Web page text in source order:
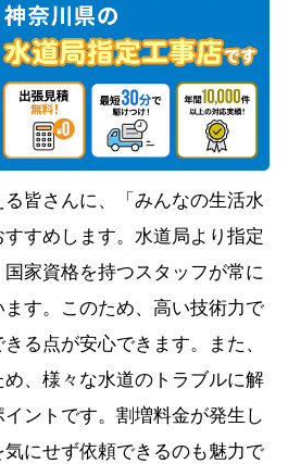
皆さんに、「みんなの生活水
すめします。水道局より指定
家資格を持つスタッフが常に
す。このため、高い技術力で
る点が安心できます。また、
、様々な水道のトラブルに解
ントです。割増料金が発生し
にせず依頼できるのも魅力で